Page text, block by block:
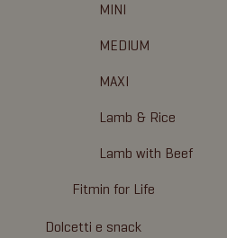
MINI
MEDIUM
MAXI
Lamb & Rice
Lamb with Beef
Fitmin for Life
Dolcetti e snack